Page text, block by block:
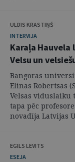
ULDIS KRASTIŅŠ
INTERVIJA
Karaļa
Velsu un
Bangoras
Elinas Robertsas
Velsas viduslaiku
tapa pēc
novadīja Latvijas
EGILS LEVITS
ESEJA